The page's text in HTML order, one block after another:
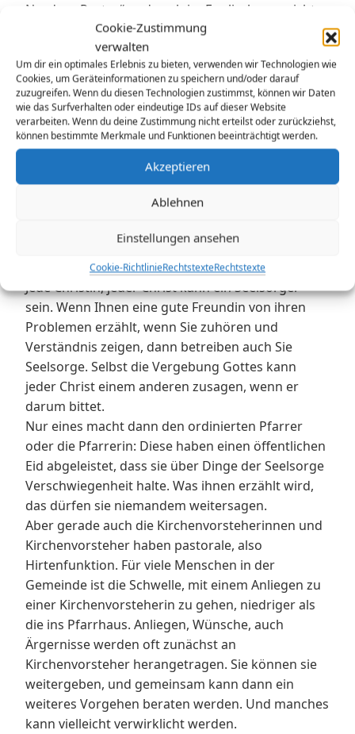
Cookie-Zustimmung
verwalten
Um dir ein optimales Erlebnis zu bieten, verwenden wir Technologien wie
Cookies, um Geräteinformationen zu speichern und/oder darauf
zuzugreifen. Wenn du diesen Technologien zustimmst, können wir Daten
wie das Surfverhalten oder eindeutige IDs auf dieser Website
verarbeiten. Wenn du deine Zustimmung nicht erteilst oder zurückziehst,
können bestimmte Merkmale und Funktionen beeinträchtigt werden.
Akzeptieren
Ablehnen
Einstellungen ansehen
Cookie-RichtlinieRechtstexteRechtstexte
Norden „Pastor“ und auch im Englischen spricht
man von „pastoral care“ für die Seelsorge. Und
auch der Pfarrer, der Hirte, braucht Leute, die ihn
wiederum leiten. Sozusagen eigene Hirten.
Da geht es erstmal darum die Gemeinde
kennenzulernen, wen kann ich wann fragen?
Und wenn man das weiß, dann ist es ganz wichtig
zu hören: Wer braucht einen Besuch, was steht
gerade an, was ist gerade wichtig? Als Pfarrer hat
man nicht mit allen Gemeindegliedern Kontakt,
man hat auch viel Papierkram und dann ist es gut,
Und der Pfarrer ist nicht der einzige Seelsorger.
Jede Christin, jeder Christ kann ein Seelsorger
sein. Wenn Ihnen eine gute Freundin von ihren
Problemen erzählt, wenn Sie zuhören und
Verständnis zeigen, dann betreiben auch Sie
Seelsorge. Selbst die Vergebung Gottes kann
jeder Christ einem anderen zusagen, wenn er
darum bittet.
Nur eines macht dann den ordinierten Pfarrer
oder die Pfarrerin: Diese haben einen öffentlichen
Eid abgeleistet, dass sie über Dinge der Seelsorge
Verschwiegenheit halte. Was ihnen erzählt wird,
das dürfen sie niemandem weitersagen.
Aber gerade auch die Kirchenvorsteherinnen und
Kirchenvorsteher haben pastorale, also
Hirtenfunktion. Für viele Menschen in der
Gemeinde ist die Schwelle, mit einem Anliegen zu
einer Kirchenvorsteherin zu gehen, niedriger als
die ins Pfarrhaus. Anliegen, Wünsche, auch
Ärgernisse werden oft zunächst an
Kirchenvorsteher herangetragen. Sie können sie
weitergeben, und gemeinsam kann dann ein
weiteres Vorgehen beraten werden. Und manches
kann vielleicht verwirklicht werden.